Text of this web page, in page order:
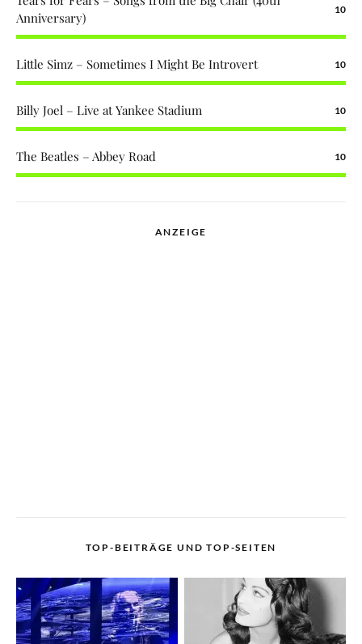
Anniversary)
10
Little Simz – Sometimes I Might Be Introvert 10
Billy Joel – Live at Yankee Stadium 10
The Beatles – Abbey Road 10
ANZEIGE
TOP-BEITRÄGE UND TOP-SEITEN